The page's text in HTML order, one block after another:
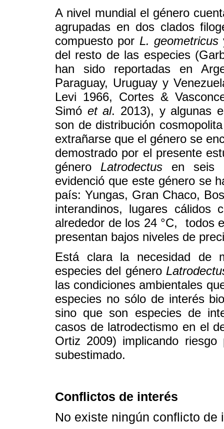
A nivel mundial el género
agrupadas en dos clados
compuesto por L. geometricus
del resto de las especies
han sido reportadas en
Paraguay, Uruguay y
Levi 1966, Cortes &
Simó et al. 2013), y algunas
son de distribución
extrañarse que el género se
demostrado por el presente
género Latrodectus en seis
evidenció que este género se
país: Yungas, Gran Chaco,
interandinos, lugares cálidos
alrededor de los 24 °C, todos
presentan bajos niveles de
Está clara la necesidad de
especies del género
las condiciones ambientales
especies no sólo de interés
sino que son especies de
casos de latrodectismo en el
Ortiz 2009) implicando
subestimado.
Conflictos de interés
No existe ningún conflicto de